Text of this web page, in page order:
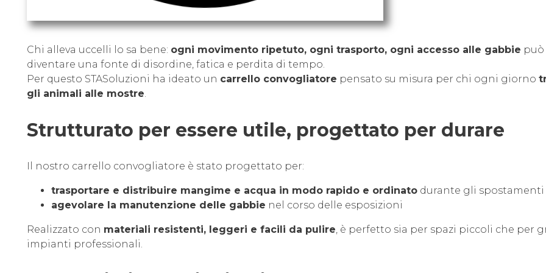
Chi alleva uccelli lo sa bene: ogni movimento ripetuto, ogni trasporto, ogni accesso alle gabbie può
diventare una fonte di disordine, fatica e perdita di tempo.
Per questo STASoluzioni ha ideato un carrello convogliatore pensato su misura per chi ogni giorno
gli animali alle mostre.
Strutturato per essere utile, progettato per durare
Il nostro carrello convogliatore è stato progettato per:
trasportare e distribuire mangime e acqua in modo rapido e ordinato durante gli spostamenti
agevolare la manutenzione delle gabbie nel corso delle esposizioni
Realizzato con materiali resistenti, leggeri e facili da pulire, è perfetto sia per spazi piccoli che per
impianti professionali.